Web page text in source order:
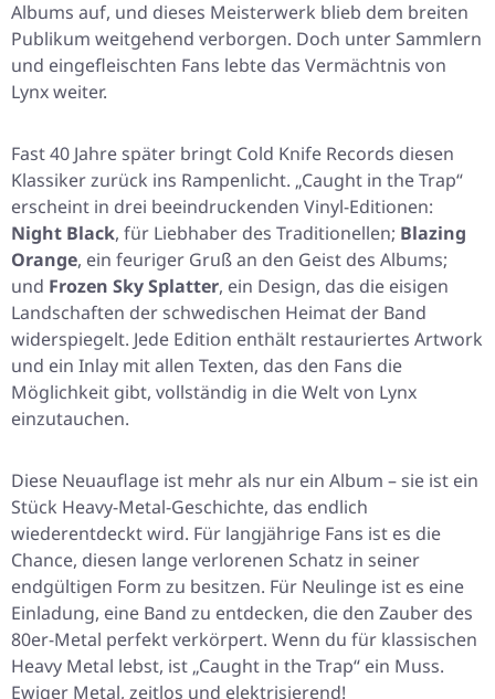
Albums auf, und dieses Meisterwerk blieb dem breiten
Publikum weitgehend verborgen. Doch unter Sammlern
und eingefleischten Fans lebte das Vermächtnis von
Lynx weiter.
Fast 40 Jahre später bringt Cold Knife Records diesen
Klassiker zurück ins Rampenlicht. „Caught in the Trap“
erscheint in drei beeindruckenden Vinyl-Editionen:
Night Black, für Liebhaber des Traditionellen; Blazing
Orange, ein feuriger Gruß an den Geist des Albums;
und Frozen Sky Splatter, ein Design, das die eisigen
Landschaften der schwedischen Heimat der Band
widerspiegelt. Jede Edition enthält restauriertes Artwork
und ein Inlay mit allen Texten, das den Fans die
Möglichkeit gibt, vollständig in die Welt von Lynx
einzutauchen.
Diese Neuauflage ist mehr als nur ein Album – sie ist ein
Stück Heavy-Metal-Geschichte, das endlich
wiederentdeckt wird. Für langjährige Fans ist es die
Chance, diesen lange verlorenen Schatz in seiner
endgültigen Form zu besitzen. Für Neulinge ist es eine
Einladung, eine Band zu entdecken, die den Zauber des
80er-Metal perfekt verkörpert. Wenn du für klassischen
Heavy Metal lebst, ist „Caught in the Trap“ ein Muss.
Ewiger Metal, zeitlos und elektrisierend!